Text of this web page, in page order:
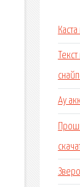
Ау